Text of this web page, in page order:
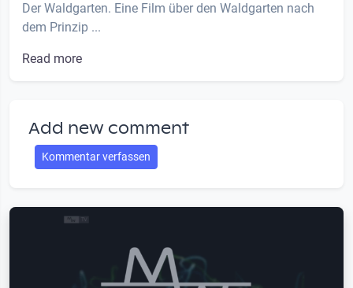
Der Waldgarten. Eine Film über den Waldgarten nach
dem Prinzip ...
Read more
Add new comment
Kommentar verfassen